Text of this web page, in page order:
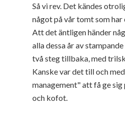
Så vi rev. Det kändes
något på vår tomt som
Att det äntligen händer
alla dessa år av
två steg tillbaka, med
Kanske var det till och
management" att få ge sig
och kofot.